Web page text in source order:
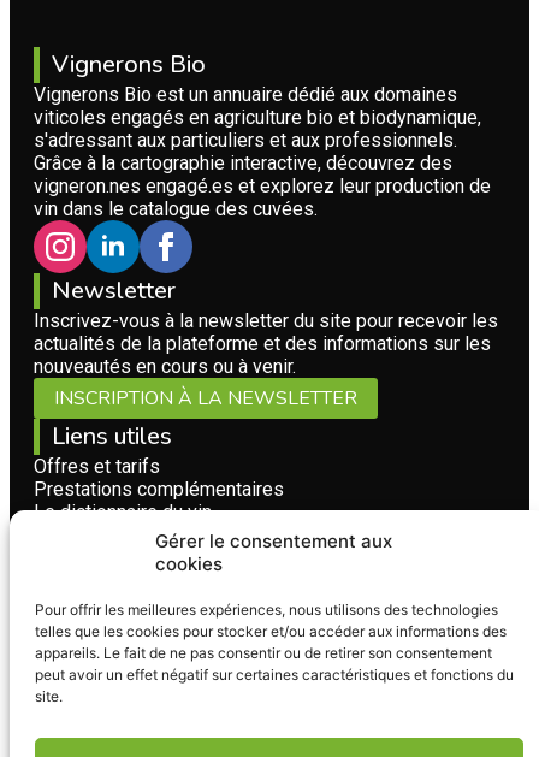
Gérer le consentement aux
cookies
Pour offrir les meilleures expériences, nous utilisons des technologies
telles que les cookies pour stocker et/ou accéder aux informations des
appareils. Le fait de ne pas consentir ou de retirer son consentement
peut avoir un effet négatif sur certaines caractéristiques et fonctions du
site.
Vignerons Bio
Vignerons Bio est un annuaire dédié aux domaines
viticoles engagés en agriculture bio et biodynamique,
s'adressant aux particuliers et aux professionnels.
Grâce à la cartographie interactive, découvrez des
vigneron.nes engagé.es et explorez leur production de
vin dans le catalogue des cuvées.
Newsletter
Inscrivez-vous à la newsletter du site pour recevoir les
actualités de la plateforme et des informations sur les
nouveautés en cours ou à venir.
INSCRIPTION À LA NEWSLETTER
Liens utiles
Offres et tarifs
Prestations complémentaires
Le dictionnaire du vin
Questions fréquentes
Conditions Générales d'Utilisation
Pour toute question, suggestion ou collaboration
concernant la plateforme Vignerons Bio, n'hésitez pas à
nous appeler ou à utiliser notre formulaire de contact.
FORMULAIRE DE CONTACT